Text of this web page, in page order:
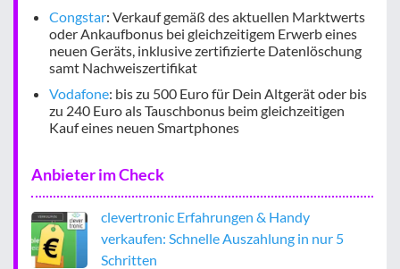
Congstar: Verkauf gemäß des aktuellen Marktwerts
oder Ankaufbonus bei gleichzeitigem Erwerb eines
neuen Geräts, inklusive zertifizierte Datenlöschung
samt Nachweiszertifikat
Vodafone: bis zu 500 Euro für Dein Altgerät oder bis
zu 240 Euro als Tauschbonus beim gleichzeitigen
Kauf eines neuen Smartphones
Anbieter im Check
clevertronic Erfahrungen & Handy
verkaufen: Schnelle Auszahlung in nur 5
Schritten